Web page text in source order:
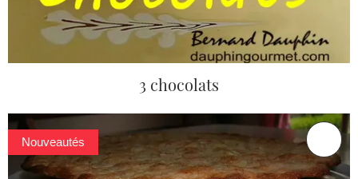
3 chocolats
Nouveautés